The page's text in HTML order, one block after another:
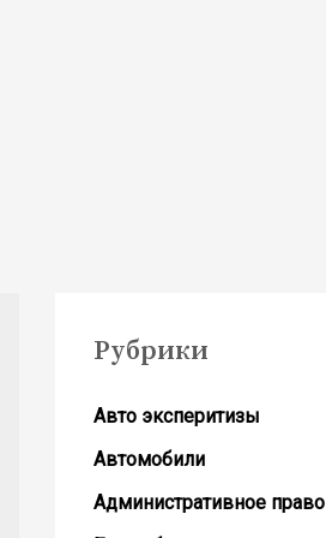
Рубрики
Авто эксперитизы
Автомобили
Административное право